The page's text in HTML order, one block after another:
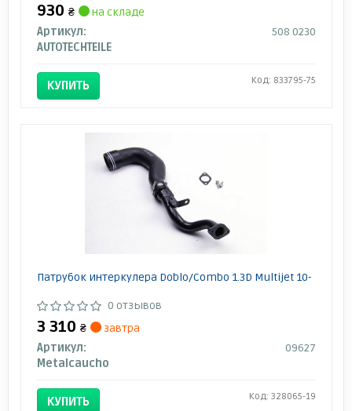
930 ₴
на складе
Артикул:
508 0230
AUTOTECHTEILE
КУПИТЬ Код: 833795-75
Патрубок интеркулера Doblo/Combo 1.3D Multijet 10-
0 отзывов
3 310 ₴
завтра
Артикул:
09627
Metalcaucho
КУПИТЬ Код: 328065-19